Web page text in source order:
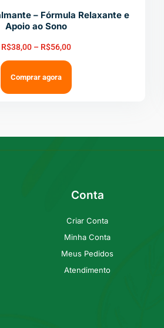
– Fórmula Relaxante e
Apoio ao Sono
R$38,00 – R$56,00
Comprar agora
Conta
Criar Conta
Minha Conta
Meus Pedidos
Atendimento